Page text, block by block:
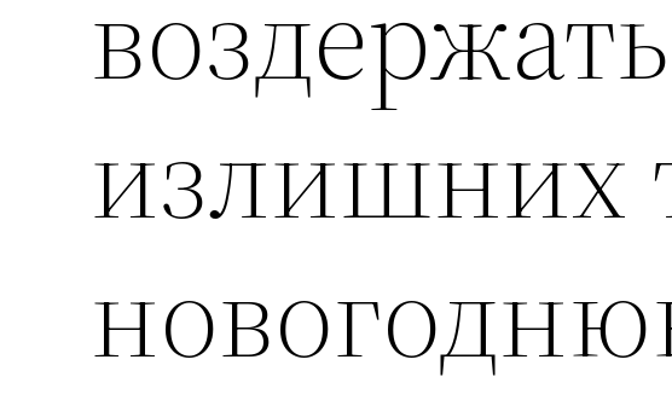
излишних